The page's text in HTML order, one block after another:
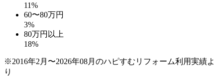
11%
60〜80万円
3%
80万円以上
18%
※2016年2月〜2026年08月のハピすむリフォーム利用実績よ
り